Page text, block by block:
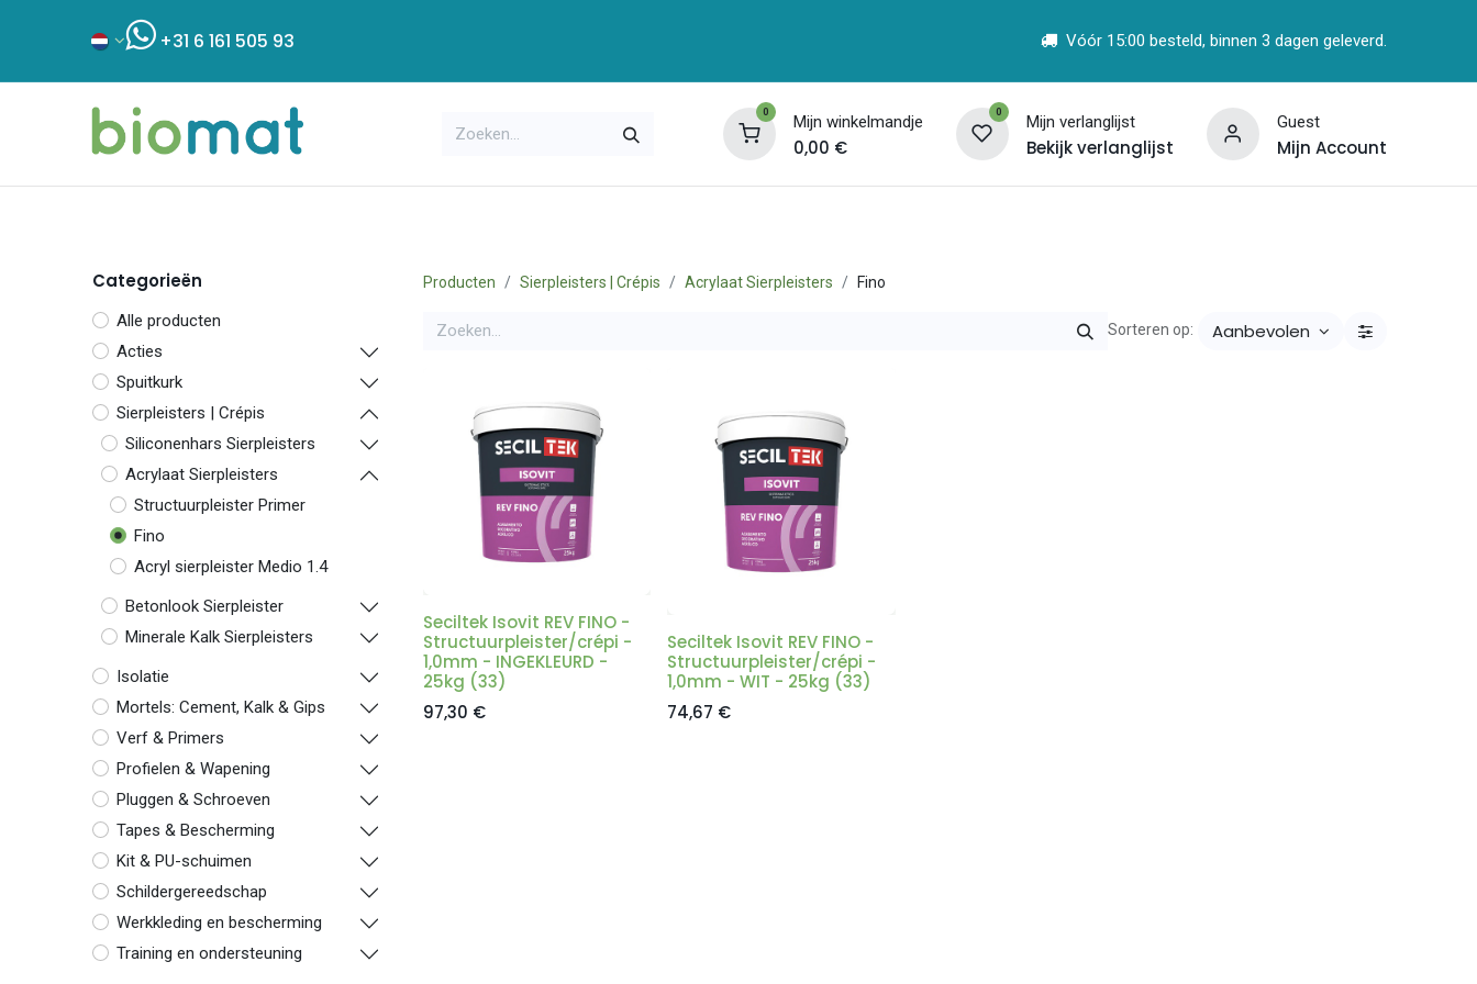
+31 6 161 505 93 Vóór 15:00 besteld, binnen 3 dagen geleverd.
0 Mijn winkelmandje
0,00 €
0 Mijn verlanglijst
Bekijk verlanglijst
Guest
Mijn Account
Categorieën
Alle producten
Acties
Spuitkurk
Sierpleisters | Crépis
Siliconenhars Sierpleisters
Acrylaat Sierpleisters
Structuurpleister Primer
Fino
Acryl sierpleister Medio 1.4
Betonlook Sierpleister
Minerale Kalk Sierpleisters
Isolatie
Mortels: Cement, Kalk & Gips
Verf & Primers
Profielen & Wapening
Pluggen & Schroeven
Tapes & Bescherming
Kit & PU-schuimen
Schildergereedschap
Werkkleding en bescherming
Training en ondersteuning
Producten Sierpleisters | Crépis Acrylaat Sierpleisters Fino
Sorteren op: Aanbevolen
Seciltek Isovit REV FINO -
Structuurpleister/crépi -
1,0mm - INGEKLEURD -
25kg (33)
97,30 €
Seciltek Isovit REV FINO -
Structuurpleister/crépi -
1,0mm - WIT - 25kg (33)
74,67 €